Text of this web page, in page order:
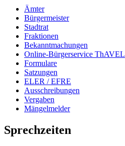
Ämter
Bürgermeister
Stadtrat
Fraktionen
Bekanntmachungen
Online-Bürgerservice ThAVEL
Formulare
Satzungen
ELER / EFRE
Ausschreibungen
Vergaben
Mängelmelder
Sprechzeiten